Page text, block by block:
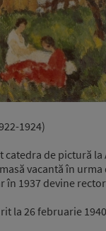
1924)
catedra de pictură la
vacantă în
în 1937 devine
la 26 februarie